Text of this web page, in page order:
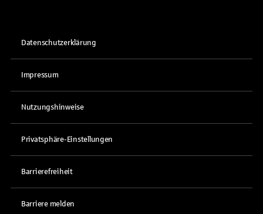
Datenschutzerklärung
Impressum
Nutzungshinweise
Privatsphäre-Einstellungen
Barrierefreiheit
Barriere melden